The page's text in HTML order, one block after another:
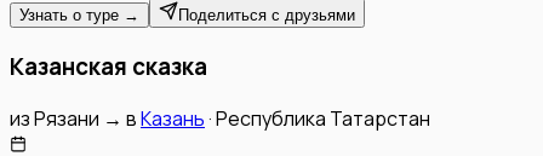
Узнать о туре → Поделиться с друзьями
Казанская сказка
изРязани → вКазань·Республика Татарстан